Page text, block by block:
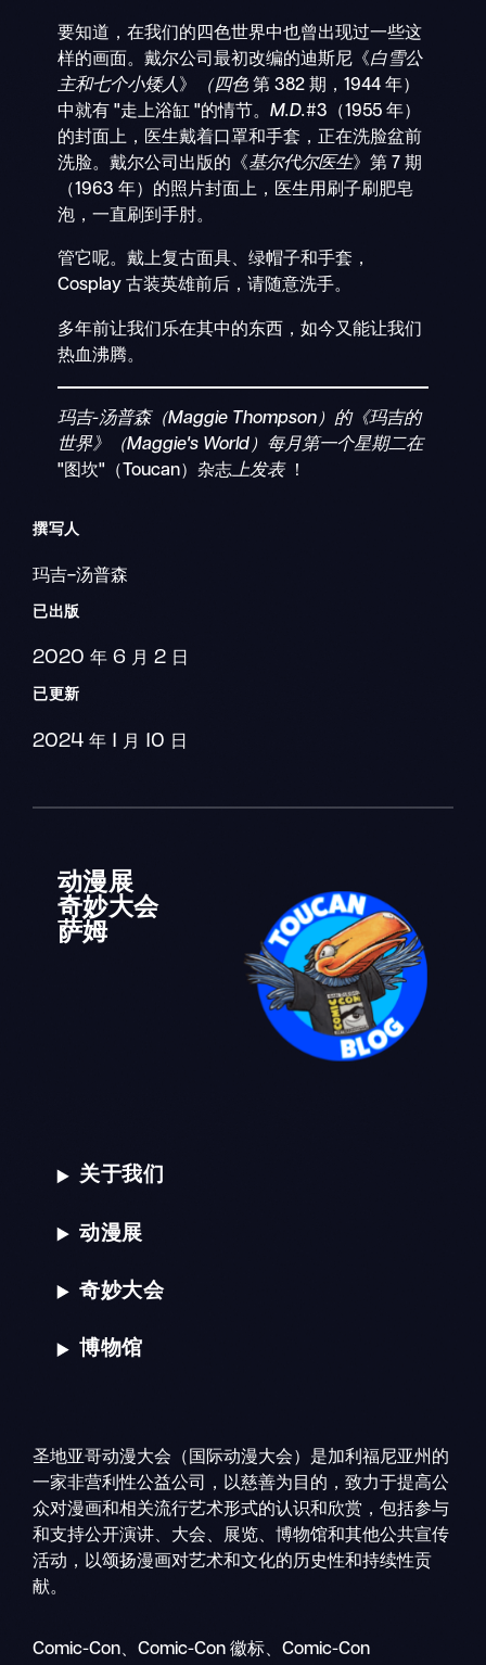
动
要知道，在我们的四色世界中也曾出现过一些这
样的画面。戴尔公司最初改编的迪斯尼《白雪公
主和七个小矮人》 （四色第 382 期，1944 年）
中就有 "走上浴缸 "的情节。 M.D.#3（1955 年）
的封面上，医生戴着口罩和手套，正在洗脸盆前
洗脸。戴尔公司出版的《基尔代尔医生》第 7 期
（1963 年）的照片封面上，医生用刷子刷肥皂
泡，一直刷到手肘。
管它呢。戴上复古面具、绿帽子和手套，
Cosplay 古装英雄前后，请随意洗手。
多年前让我们乐在其中的东西，如今又能让我们
热血沸腾。
玛吉-汤普森（Maggie Thompson）的《玛吉的
世界》（Maggie's World）每月第一个星期二在
"图坎"（Toucan）杂志上发表 ！
撰写人
玛吉-汤普森
已出版
2020 年 6 月 2 日
已更新
2024 年 1 月 10 日
动漫展
奇妙大会
萨姆
关于我们
动漫展
奇妙大会
博物馆
圣地亚哥动漫大会（国际动漫大会）是加利福尼亚州的
一家非营利性公益公司，以慈善为目的，致力于提高公
众对漫画和相关流行艺术形式的认识和欣赏，包括参与
和支持公开演讲、大会、展览、博物馆和其他公共宣传
活动，以颂扬漫画对艺术和文化的历史性和持续性贡
献。
Comic-Con、Comic-Con 徽标、Comic-Con